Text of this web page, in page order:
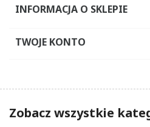
INFORMACJA O SKLEPIE
TWOJE KONTO
Zobacz wszystkie